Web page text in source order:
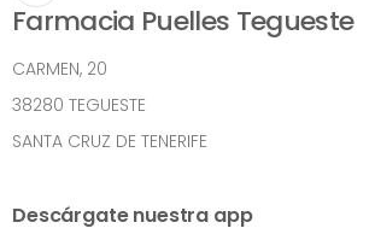
Farmacia Puelles Tegueste
CARMEN, 20
38280 TEGUESTE
SANTA CRUZ DE TENERIFE
Descárgate nuestra app